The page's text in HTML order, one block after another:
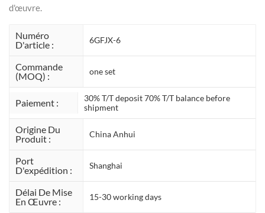
d'œuvre.
Numéro
D'article :
6GFJX-6
Commande
(MOQ) :
one set
Paiement :
30% T/T deposit 70% T/T balance before
shipment
Origine Du
Produit :
China Anhui
Port
D'expédition :
Shanghai
Délai De Mise
En Œuvre :
15-30 working days